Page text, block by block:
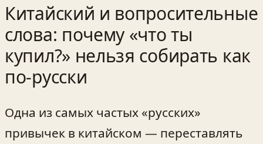
Китайский и вопросительные
слова: почему «что ты
купил?» нельзя собирать как
по-русски
Одна из самых частых «русских»
привычек в китайском — переставлять